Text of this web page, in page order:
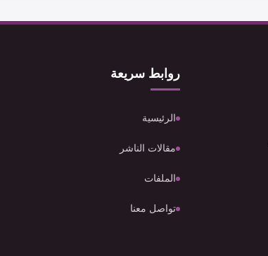
روابط سريعة
الرئيسية
مقالات الناشر
الملفات
تواصل معنا